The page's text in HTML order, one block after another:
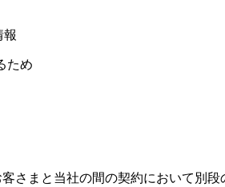
報
め
さまと当社の間の契約において別